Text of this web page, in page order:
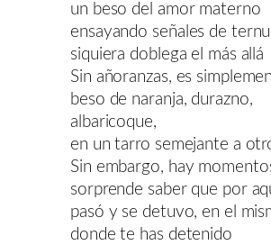
un beso del amor materno
ensayando señales de
siquiera doblega el más allá
Sin añoranzas, es
beso de naranja, durazno,
albaricoque,
en un tarro semejante a
Sin embargo, hay
sorprende saber que por
pasó y se detuvo, en el
donde te has detenido